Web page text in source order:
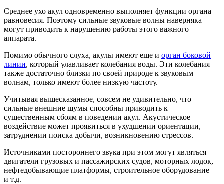
Среднее ухо акул одновременно выполняет функции органа
равновесия. Поэтому сильные звуковые волны наверняка
могут приводить к нарушению работы этого важного
аппарата.
Помимо обычного слуха, акулы имеют еще и орган боковой
линии, который улавливает колебания воды. Эти колебания
также достаточно близки по своей природе к звуковым
волнам, только имеют более низкую частоту.
Учитывая вышесказанное, совсем не удивительно, что
сильные внешние шумы способны приводить к
существенным сбоям в поведении акул. Акустическое
воздействие может проявиться в ухудшении ориентации,
затруднении поиска добычи, возникновению стрессов.
Источниками постороннего звука при этом могут являться
двигатели грузовых и пассажирских судов, моторных лодок,
нефтедобывающие платформы, строительное оборудование
и т.д.